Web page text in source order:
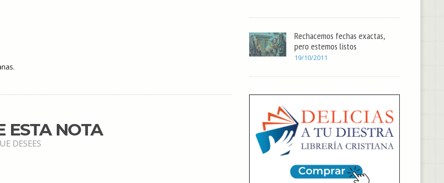
ESTA NOTA
DESEES
Rechacemos fechas exactas,
pero estemos listos
19/10/2011